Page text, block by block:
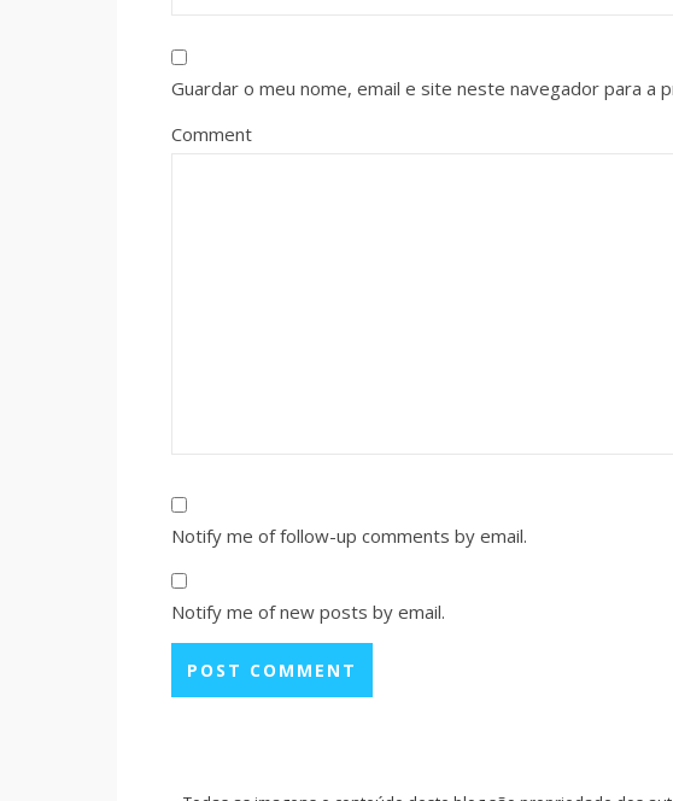
Guardar o meu nome, email e site neste navegador para a
Comment
Notify me of follow-up comments by email.
Notify me of new posts by email.